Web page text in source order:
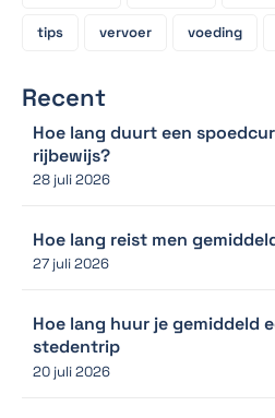
tips vervoer voeding
Recent
Hoe lang duurt een
rijbewijs?
28 juli 2026
Hoe lang reist men
27 juli 2026
Hoe lang huur je gemiddeld
stedentrip
20 juli 2026